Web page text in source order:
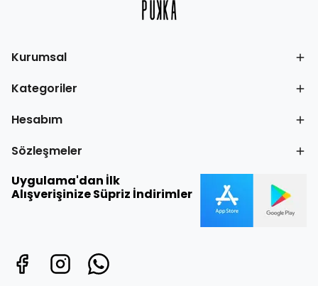
Kurumsal
Kategoriler
Hesabım
Sözleşmeler
Uygulama'dan İlk
Alışverişinize Süpriz İndirimler